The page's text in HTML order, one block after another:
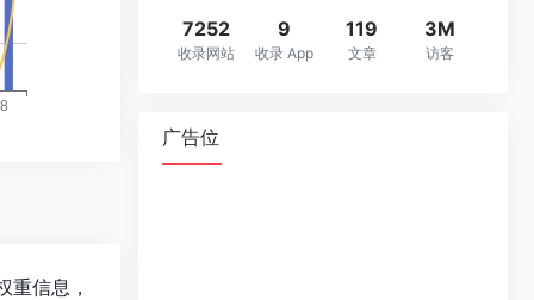
信息，
7252
收录网站
9
收录 App
119
文章
3M
访客
广告位